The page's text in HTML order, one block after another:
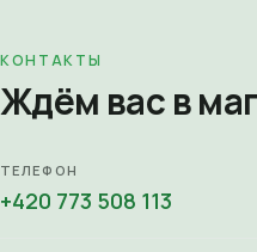
КОНТАКТЫ
Ждём вас в
ТЕЛЕФОН
+420 773 508 113